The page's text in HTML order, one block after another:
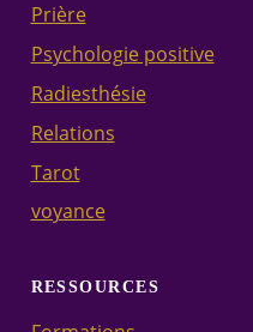
Prière
Psychologie positive
Radiesthésie
Relations
Tarot
voyance
RESSOURCES